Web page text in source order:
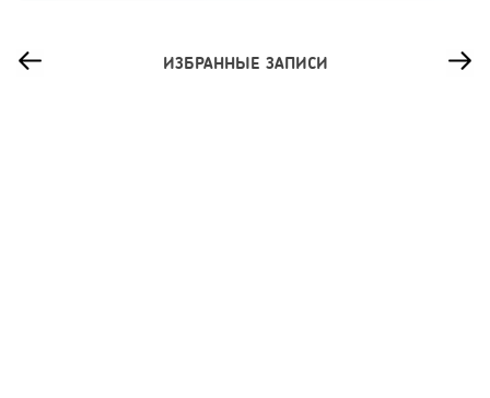
ИЗБРАННЫЕ ЗАПИСИ